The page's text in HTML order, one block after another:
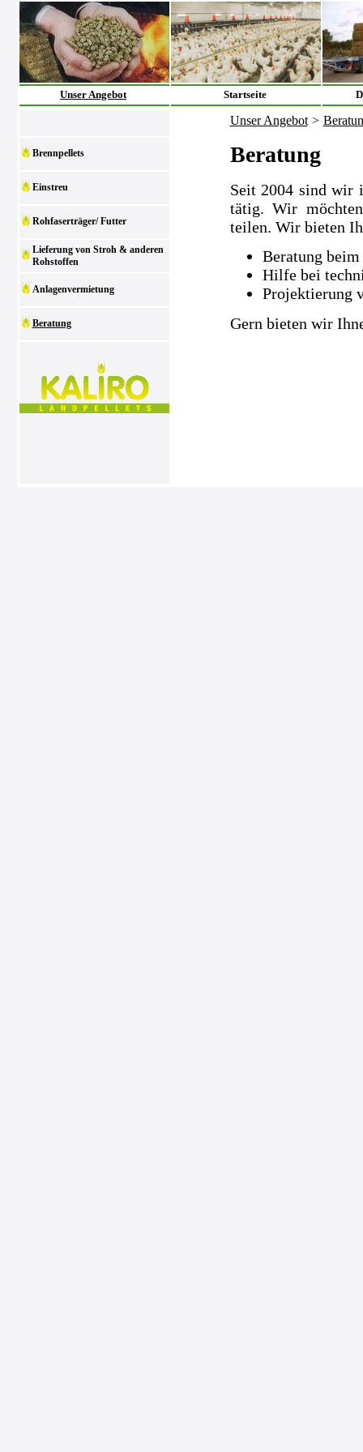
Unser Angebot Startseite
Brennpellets
Einstreu
Rohfaserträger/ Futter
Lieferung von Stroh & anderen
Rohstoffen
Anlagenvermietung
Beratung
Unser Angebot >
Beratung
Seit 2004 sind wir
tätig. Wir
teilen. Wir bieten
Beratung
Hilfe bei
Projektierung
Gern bieten wir